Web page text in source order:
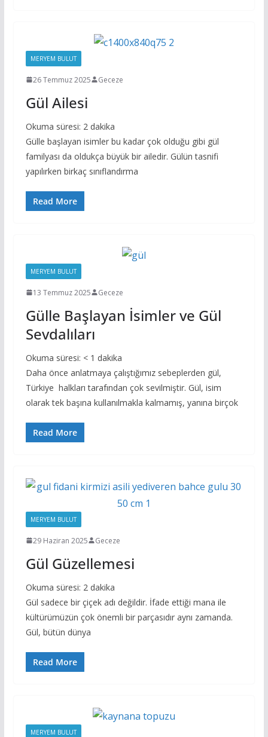
MERYEM BULUT
26 Temmuz 2025 Geceze
Gül Ailesi
Okuma süresi: 2 dakika
Gülle başlayan isimler bu kadar çok olduğu gibi gül
familyası da oldukça büyük bir ailedir. Gülün tasnifi
yapılırken birkaç sınıflandırma
Read More
MERYEM BULUT
13 Temmuz 2025 Geceze
Gülle Başlayan İsimler ve Gül
Sevdalıları
Okuma süresi: < 1 dakika
Daha önce anlatmaya çalıştığımız sebeplerden gül,
Türkiye halkları tarafından çok sevilmiştir. Gül, isim
olarak tek başına kullanılmakla kalmamış, yanına birçok
Read More
MERYEM BULUT
29 Haziran 2025 Geceze
Gül Güzellemesi
Okuma süresi: 2 dakika
Gül sadece bir çiçek adı değildir. İfade ettiği mana ile
kültürümüzün çok önemli bir parçasıdır aynı zamanda.
Gül, bütün dünya
Read More
MERYEM BULUT